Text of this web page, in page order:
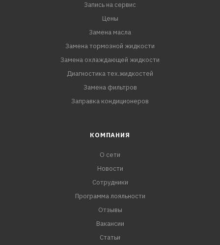
Запись на сервис
Цены
Замена масла
Замена тормозной жидкости
Замена охлаждающей жидкости
Диагностика тех.жидкостей
Замена фильтров
Заправка кондиционеров
КОМПАНИЯ
О сети
Новости
Сотрудники
Программа лояльности
Отзывы
Вакансии
Статьи